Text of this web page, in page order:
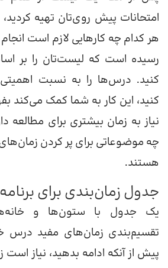
امتحانات پیش روی‌تان تهیه
هر کدام چه کارهایی لازم است
رسیده است که لیست‌تان را بر
کنید. درس‌ها را به نسبت اهمیتی
کنید، این کار به شما کمک می‌کند
نیاز به زمان بیشتری برای مطالعه
چه موضوعاتی برای پر کردن
هستند.
جدول زمان‌بندی برای
یک جدول با ستون‌ها و
تقسیم‌بندی زمان‌های مفید درس
پیش از آنکه ادامه بدهید، نیاز